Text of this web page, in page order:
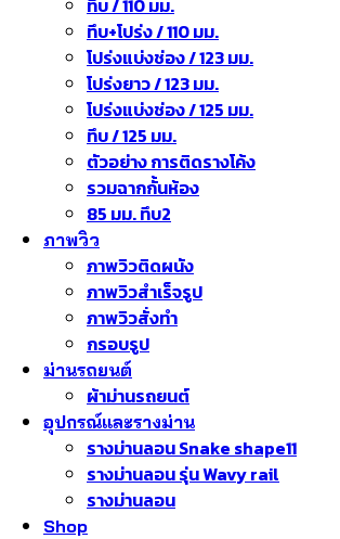
ทึบ / 110 มม.
ทึบ+โปร่ง / 110 มม.
โปร่งแบ่งช่อง / 123 มม.
โปร่งยาว / 123 มม.
โปร่งแบ่งช่อง / 125 มม.
ทึบ / 125 มม.
ตัวอย่าง การติดรางโค้ง
รวมฉากกั้นห้อง
85 มม. ทึบ2
ภาพวิว
ภาพวิวติดผนัง
ภาพวิวสำเร็จรูป
ภาพวิวสั่งทำ
กรอบรูป
ม่านรถยนต์
ผ้าม่านรถยนต์
อุปกรณ์และรางม่าน
รางม่านลอน Snake shape11
รางม่านลอน รุ่น Wavy rail
รางม่านลอน
Shop